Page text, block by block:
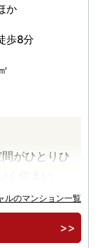
か
歩8分
がひとりひ
く住まい
用可能な交通
包まれた恵
ルのマンション一覧